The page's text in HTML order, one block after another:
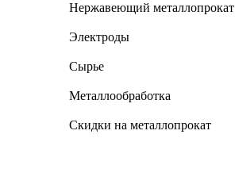
Нержавеющий металлопрокат
Электроды
Сырье
Металлообработка
Скидки на металлопрокат